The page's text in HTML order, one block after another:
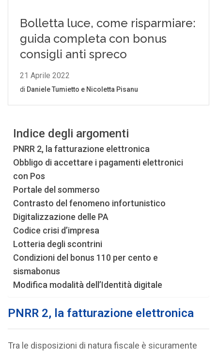
Indice degli argomenti
PNRR 2, la fatturazione elettronica
Obbligo di accettare i pagamenti elettronici
con Pos
Portale del sommerso
Contrasto del fenomeno infortunistico
Digitalizzazione delle PA
Codice crisi d’impresa
Lotteria degli scontrini
Condizioni del bonus 110 per cento e
sismabonus
Modifica modalità dell’Identità digitale
PNRR 2, la fatturazione elettronica
Tra le disposizioni di natura fiscale è sicuramente